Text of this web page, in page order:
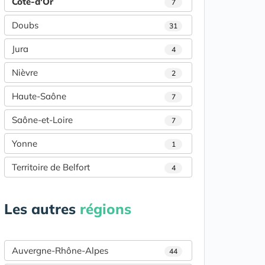
7
Doubs 31
Jura 4
Nièvre 2
Haute-Saône 7
Saône-et-Loire 7
Yonne 1
Territoire de Belfort 4
Les autres régions
Auvergne-Rhône-Alpes 44